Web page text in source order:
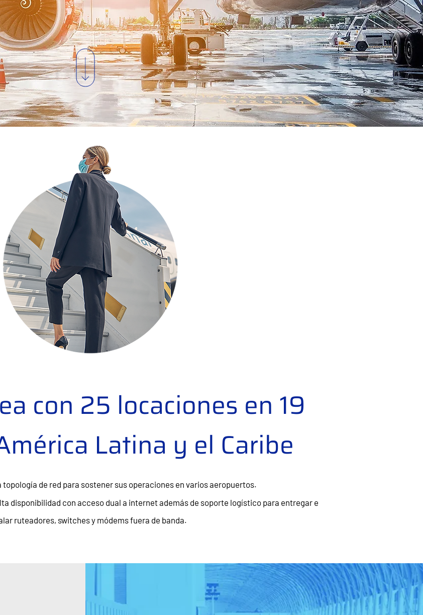
con 25 locaciones en 19
Latina y el Caribe
de red para sostener sus operaciones en varios aeropuertos.
disponibilidad con acceso dual a internet además de soporte logístico para entregar e
ruteadores, switches y módems fuera de banda.